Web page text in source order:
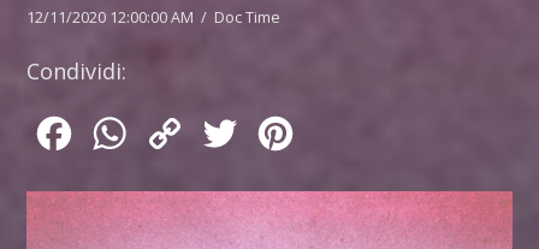
12/11/2020 12:00:00 AM / Doc Time
Condividi:
FacebookWhatsApp
Copy
Twitter